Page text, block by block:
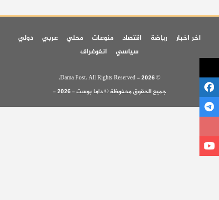
اخر اخبار رياضة اقتصاد منوعات محلي عربي
دولي
سياسي
انفوغراف
© 2026 - Dama Post. All Rights Reserved.
جميع الحقوق محفوظة © داما بوست - 2026 -